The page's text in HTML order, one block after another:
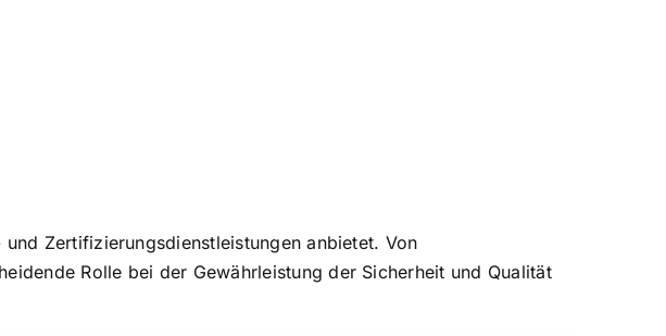
Zertifizierungsdienstleistungen anbietet. Von
Rolle bei der Gewährleistung der Sicherheit und Qualität